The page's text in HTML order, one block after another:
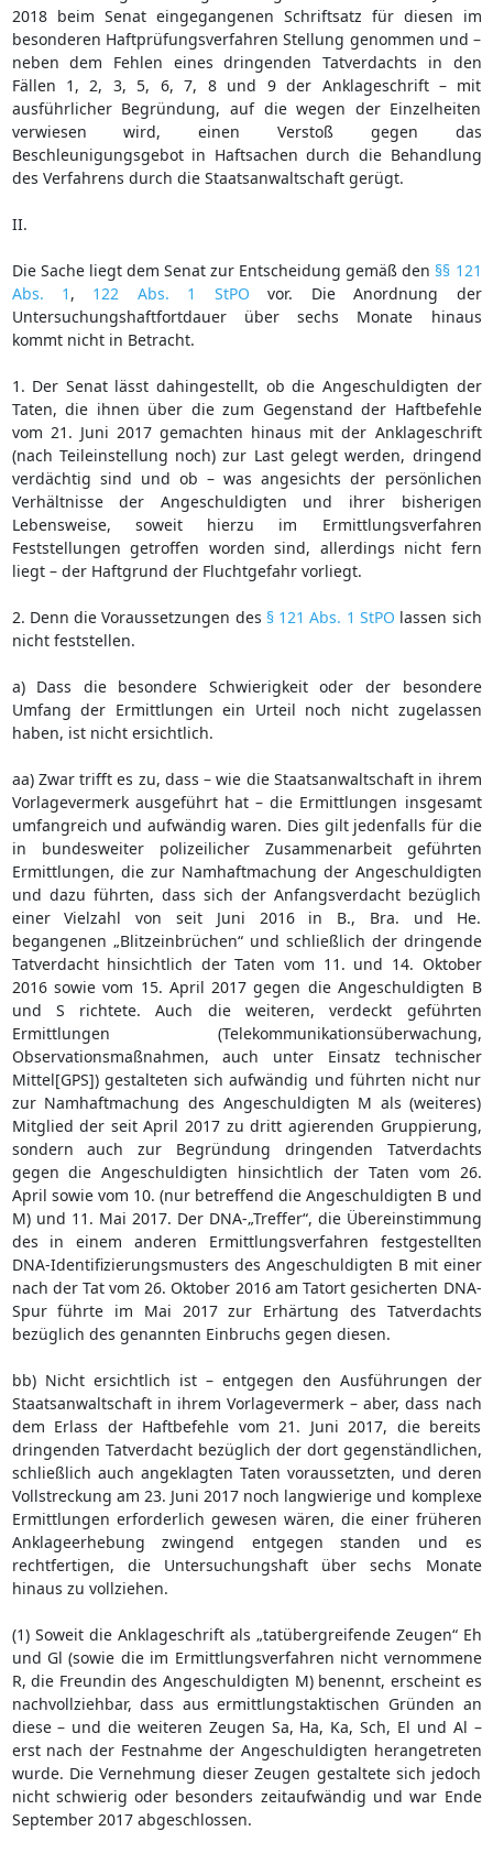
2018 beim Senat eingegangenen Schriftsatz für diesen im
besonderen Haftprüfungsverfahren Stellung genommen und –
neben dem Fehlen eines dringenden Tatverdachts in den
Fällen 1, 2, 3, 5, 6, 7, 8 und 9 der Anklageschrift – mit
ausführlicher Begründung, auf die wegen der Einzelheiten
verwiesen wird, einen Verstoß gegen das
Beschleunigungsgebot in Haftsachen durch die Behandlung
des Verfahrens durch die Staatsanwaltschaft gerügt.
II.
Die Sache liegt dem Senat zur Entscheidung gemäß den §§ 121
Abs. 1 , 122 Abs. 1 StPO vor. Die Anordnung der
Untersuchungshaftfortdauer über sechs Monate hinaus
kommt nicht in Betracht.
1. Der Senat lässt dahingestellt, ob die Angeschuldigten der
Taten, die ihnen über die zum Gegenstand der Haftbefehle
vom 21. Juni 2017 gemachten hinaus mit der Anklageschrift
(nach Teileinstellung noch) zur Last gelegt werden, dringend
verdächtig sind und ob – was angesichts der persönlichen
Verhältnisse der Angeschuldigten und ihrer bisherigen
Lebensweise, soweit hierzu im Ermittlungsverfahren
Feststellungen getroffen worden sind, allerdings nicht fern
liegt – der Haftgrund der Fluchtgefahr vorliegt.
2. Denn die Voraussetzungen des § 121 Abs. 1 StPO lassen sich
nicht feststellen.
a) Dass die besondere Schwierigkeit oder der besondere
Umfang der Ermittlungen ein Urteil noch nicht zugelassen
haben, ist nicht ersichtlich.
aa) Zwar trifft es zu, dass – wie die Staatsanwaltschaft in ihrem
Vorlagevermerk ausgeführt hat – die Ermittlungen insgesamt
umfangreich und aufwändig waren. Dies gilt jedenfalls für die
in bundesweiter polizeilicher Zusammenarbeit geführten
Ermittlungen, die zur Namhaftmachung der Angeschuldigten
und dazu führten, dass sich der Anfangsverdacht bezüglich
einer Vielzahl von seit Juni 2016 in B., Bra. und He.
begangenen „Blitzeinbrüchen“ und schließlich der dringende
Tatverdacht hinsichtlich der Taten vom 11. und 14. Oktober
2016 sowie vom 15. April 2017 gegen die Angeschuldigten B
und S richtete. Auch die weiteren, verdeckt geführten
Ermittlungen (Telekommunikationsüberwachung,
Observationsmaßnahmen, auch unter Einsatz technischer
Mittel[GPS]) gestalteten sich aufwändig und führten nicht nur
zur Namhaftmachung des Angeschuldigten M als (weiteres)
Mitglied der seit April 2017 zu dritt agierenden Gruppierung,
sondern auch zur Begründung dringenden Tatverdachts
gegen die Angeschuldigten hinsichtlich der Taten vom 26.
April sowie vom 10. (nur betreffend die Angeschuldigten B und
M) und 11. Mai 2017. Der DNA-„Treffer“, die Übereinstimmung
des in einem anderen Ermittlungsverfahren festgestellten
DNA-Identifizierungsmusters des Angeschuldigten B mit einer
nach der Tat vom 26. Oktober 2016 am Tatort gesicherten DNA-
Spur führte im Mai 2017 zur Erhärtung des Tatverdachts
bezüglich des genannten Einbruchs gegen diesen.
bb) Nicht ersichtlich ist – entgegen den Ausführungen der
Staatsanwaltschaft in ihrem Vorlagevermerk – aber, dass nach
dem Erlass der Haftbefehle vom 21. Juni 2017, die bereits
dringenden Tatverdacht bezüglich der dort gegenständlichen,
schließlich auch angeklagten Taten voraussetzten, und deren
Vollstreckung am 23. Juni 2017 noch langwierige und komplexe
Ermittlungen erforderlich gewesen wären, die einer früheren
Anklageerhebung zwingend entgegen standen und es
rechtfertigen, die Untersuchungshaft über sechs Monate
hinaus zu vollziehen.
(1) Soweit die Anklageschrift als „tatübergreifende Zeugen“ Eh
und Gl (sowie die im Ermittlungsverfahren nicht vernommene
R, die Freundin des Angeschuldigten M) benennt, erscheint es
nachvollziehbar, dass aus ermittlungstaktischen Gründen an
diese – und die weiteren Zeugen Sa, Ha, Ka, Sch, El und Al –
erst nach der Festnahme der Angeschuldigten herangetreten
wurde. Die Vernehmung dieser Zeugen gestaltete sich jedoch
nicht schwierig oder besonders zeitaufwändig und war Ende
September 2017 abgeschlossen.